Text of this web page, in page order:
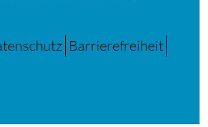
Barrierefreiheit